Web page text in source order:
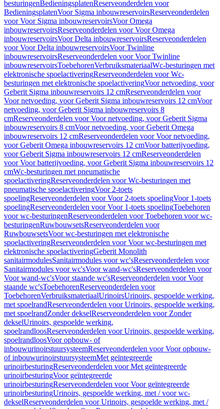
besturingenBedieningsplatenReserveonderdelen voor
BedieningsplatenVoor Sigma inbouwreservoirsReserveonderdelen
voor Voor Sigma inbouwreservoirsVoor Omega
inbouwreservoirsReserveonderdelen voor Voor Omega
inbouwreservoirsVoor Delta inbouwreservoirsReserveonderdelen
voor Voor Delta inbouwreservoirsVoor Twinline
inbouwreservoirsReserveonderdelen voor Voor Twinline
inbouwreservoirsToebehorenVerbruiksmateriaalWc-besturingen met
elektronische spoelactiveringReserveonderdelen voor Wc-
besturingen met elektronische spoelactiveringVoor netvoeding, voor
Geberit Sigma inbouwreservoirs 12 cmReserveonderdelen voor
Voor netvoeding, voor Geberit Sigma inbouwreservoirs 12 cmVoor
netvoeding, voor Geberit Sigma inbouwreservoirs 8
cmReserveonderdelen voor Voor netvoeding, voor Geberit Sigma
inbouwreservoirs 8 cmVoor netvoeding, voor Geberit Omega
inbouwreservoirs 12 cmReserveonderdelen voor Voor netvoeding,
voor Geberit Omega inbouwreservoirs 12 cmVoor batterijvoeding,
voor Geberit Sigma inbouwreservoirs 12 cmReserveonderdelen
voor Voor batterijvoeding, voor Geberit Sigma inbouwreservoirs 12
cmWc-besturingen met pneumatische
spoelactiveringReserveonderdelen voor Wc-besturingen met
pneumatische spoelactiveringVoor 2-toets
spoelingReserveonderdelen voor Voor 2-toets spoelingVoor 1-toets
spoelingReserveonderdelen voor Voor 1-toets spoelingToebehoren
voor wc-besturingenReserveonderdelen voor Toebehoren voor wc-
besturingenRuwbouwsetsReserveonderdelen voor
RuwbouwsetsVoor wc-besturingen met elektronische
spoelactiveringReserveonderdelen voor Voor wc-besturingen met
elektronische spoelactiveringGeberit Monolith
sanitairmodulesSanitairmodules voor wc'sReserveonderdelen voor
Sanitairmodules voor wc'sVoor wand-wc'sReserveonderdelen voor
Voor wand-wc'sVoor staande wc'sReserveonderdelen voor Voor
staande wc'sToebehorenReserveonderdelen voor
ToebehorenVerbruiksmateriaalUrinoirsUrinoirs, gespoelde werking,
met spoelrandReserveonderdelen voor Urinoirs, gespoelde werking,
met spoelrandZonder dekselReserveonderdelen voor Zonder
dekselUrinoirs, gespoelde werking,
spoelrandloosReserveonderdelen voor Urinoirs, gespoelde werking,
spoelrandloosVoor opbouw- of
inbouwurinoirstuursysteemReserveonderdelen voor Voor opbouw-
of inbouwurinoirstuursysteemMet geïntegreerde
urinoirbesturingReserveonderdelen voor Met geïntegreerde
urinoirbesturingVoor geïntegreerde
urinoirbesturingReserveonderdelen voor Voor geïntegreerde
urinoirbesturingUrinoirs, gespoelde werking, met / voor wc-
dekselReserveonderdelen voor Urinoirs, gespoelde werking, met /